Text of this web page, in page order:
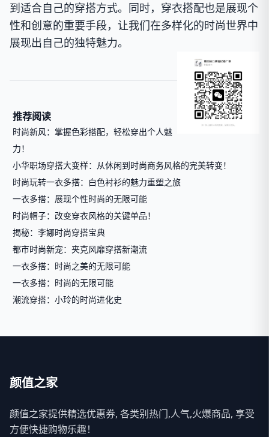
到适合自己的穿搭方式。同时，穿衣搭配也是展现个
性和创意的重要手段，让我们在多样化的时尚世界中
展现出自己的独特魅力。
推荐阅读
时尚新风：掌握色彩搭配，轻松穿出个人魅
力！
小华职场穿搭大变样：从休闲到时尚商务风格的完美转变！
时尚玩转一衣多搭：白色衬衫的魅力重塑之旅
一衣多搭：展现个性时尚的无限可能
时尚帽子：改变穿衣风格的关键单品！
揭秘：李娜时尚穿搭宝典
都市时尚新宠：夹克风靡穿搭新潮流
一衣多搭：时尚之美的无限可能
一衣多搭：时尚的无限可能
潮流穿搭：小玲的时尚进化史
颜值之家
颜值之家提供精选优惠券, 各类别热门,人气,火爆商品, 享受
方便快捷购物乐趣！